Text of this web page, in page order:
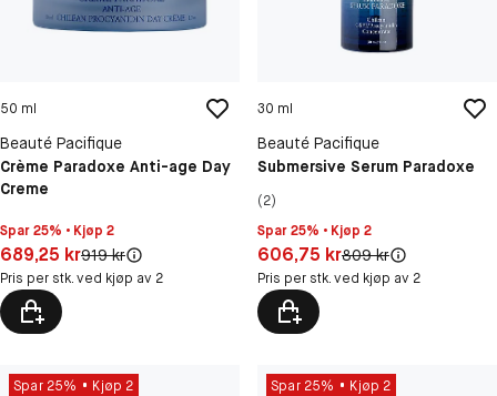
50 ml
Beauté Pacifique
Crème Paradoxe Anti-age Day
Creme
Spar 25% • Kjøp 2
Pris: 689,25 kr
689,25 krOriginal pris:
919 kr
Pris per stk. ved kjøp av 2
30 ml
Beauté Pacifique
Submersive Serum Paradoxe
(2)
Spar 25% • Kjøp 2
Pris: 606,75 kr
606,75 krOriginal pris:
809 kr
Pris per stk. ved kjøp av 2
Spar 25% Kjøp 2 Spar 25% Kjøp 2